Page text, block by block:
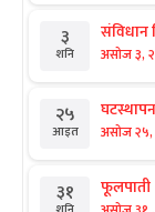
३
शनि
संविधान
असोज ३,
२५
आइत असोज २५,
३१ फूलपाती